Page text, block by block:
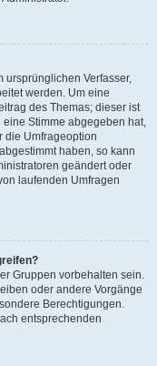
ursprünglichen Verfasser,
werden. Um eine
des Themas; dieser ist
Stimme abgegeben hat,
die Umfrageoption
haben, so kann
geändert oder
laufenden Umfragen
Gruppen vorbehalten sein.
oder andere Vorgänge
Berechtigungen.
entsprechenden